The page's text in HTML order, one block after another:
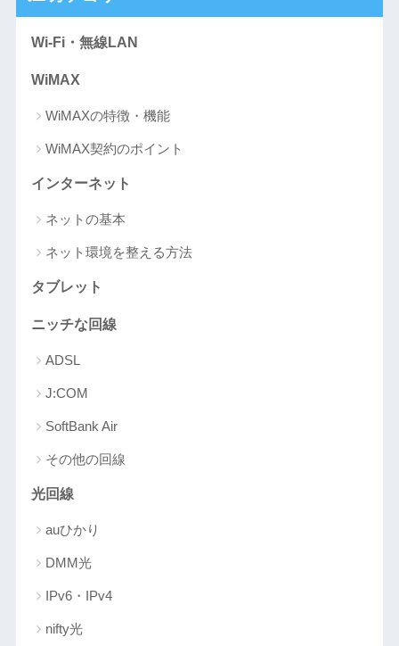
Wi-Fi・無線LAN
WiMAX
WiMAXの特徴・機能
WiMAX契約のポイント
インターネット
ネットの基本
ネット環境を整える方法
タブレット
ニッチな回線
ADSL
J:COM
SoftBank Air
その他の回線
光回線
auひかり
DMM光
IPv6・IPv4
nifty光